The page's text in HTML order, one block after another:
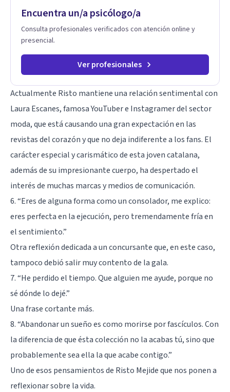
Encuentra un/a psicólogo/a
Consulta profesionales verificados con atención online y
presencial.
Ver profesionales
Actualmente Risto mantiene una relación sentimental con
Laura Escanes, famosa YouTuber e Instagramer del sector
moda, que está causando una gran expectación en las
revistas del corazón y que no deja indiferente a los fans. El
carácter especial y carismático de esta joven catalana,
además de su impresionante cuerpo, ha despertado el
interés de muchas marcas y medios de comunicación.
6. “Eres de alguna forma como un consolador, me explico:
eres perfecta en la ejecución, pero tremendamente fría en
el sentimiento.”
Otra reflexión dedicada a un concursante que, en este caso,
tampoco debió salir muy contento de la gala.
7. “He perdido el tiempo. Que alguien me ayude, porque no
sé dónde lo dejé.”
Una frase cortante más.
8. “Abandonar un sueño es como morirse por fascículos. Con
la diferencia de que ésta colección no la acabas tú, sino que
probablemente sea ella la que acabe contigo.”
Uno de esos pensamientos de Risto Mejide que nos ponen a
reflexionar sobre la vida.